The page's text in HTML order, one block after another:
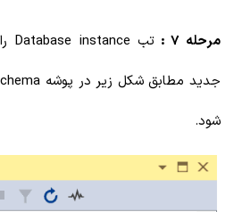
مرحله 7 :
شود.